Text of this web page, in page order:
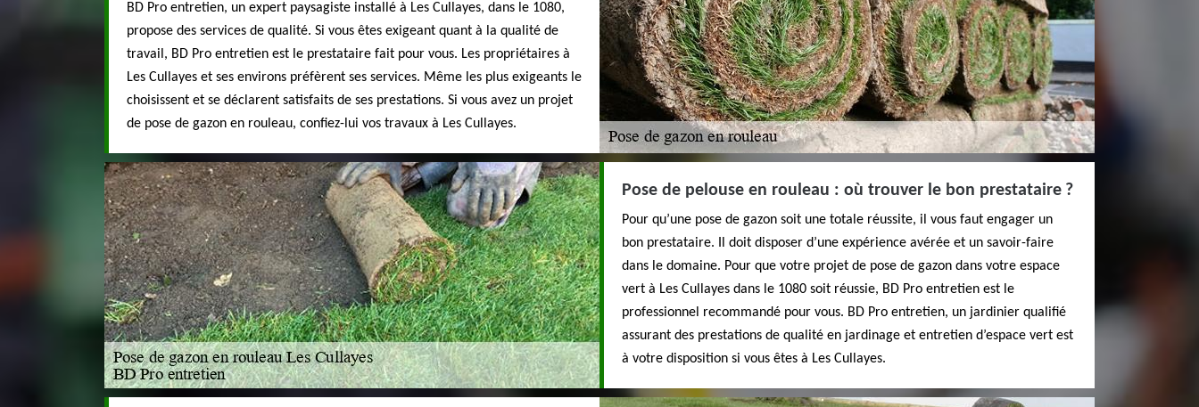
BD Pro entretien, un expert paysagiste installé à Les Cullayes, dans le 1080,
propose des services de qualité. Si vous êtes exigeant quant à la qualité de
travail, BD Pro entretien est le prestataire fait pour vous. Les propriétaires à
Les Cullayes et ses environs préfèrent ses services. Même les plus exigeants le
choisissent et se déclarent satisfaits de ses prestations. Si vous avez un projet
de pose de gazon en rouleau, confiez-lui vos travaux à Les Cullayes.
Pose de pelouse en rouleau : où trouver le bon prestataire ?
Pour qu’une pose de gazon soit une totale réussite, il vous faut engager un
bon prestataire. Il doit disposer d’une expérience avérée et un savoir-faire
dans le domaine. Pour que votre projet de pose de gazon dans votre espace
vert à Les Cullayes dans le 1080 soit réussie, BD Pro entretien est le
professionnel recommandé pour vous. BD Pro entretien, un jardinier qualifié
assurant des prestations de qualité en jardinage et entretien d’espace vert est
à votre disposition si vous êtes à Les Cullayes.